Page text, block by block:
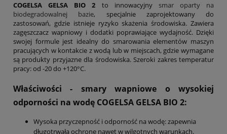
COGELSA GELSA BIO 2 to innowacyjny smar oparty na
biodegradowalnej bazie, specjalnie zaprojektowany do
zastosowań, gdzie istnieje ryzyko skażenia środowiska. Zawiera
zagęszczacz wapniowy i dodatki poprawiające wydajność. Dzięki
swojej formule jest idealny do smarowania elementów maszyn
pracujących w kontakcie z wodą lub w miejscach, gdzie wymagane
są produkty przyjazne dla środowiska. Szeroki zakres temperatur
pracy: od -20 do +120°C.
Właściwości - smary wapniowe o wysokiej
odporności na wodę COGELSA GELSA BIO 2:
Wysoka przyczepność i odporność na wodę: zapewnia
długotrwałą ochronę nawet w wilgotnych warunkach.